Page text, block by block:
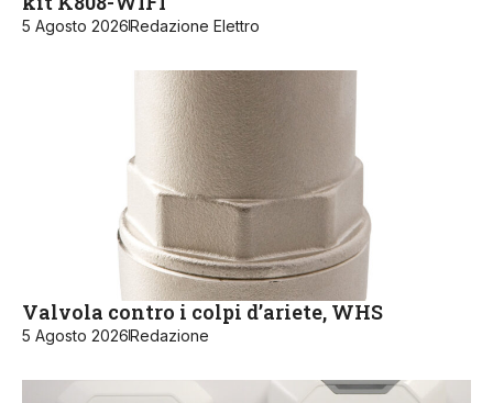
5 Agosto 2026Redazione Elettro
Valvola contro i colpi d’ariete, WHS
5 Agosto 2026Redazione